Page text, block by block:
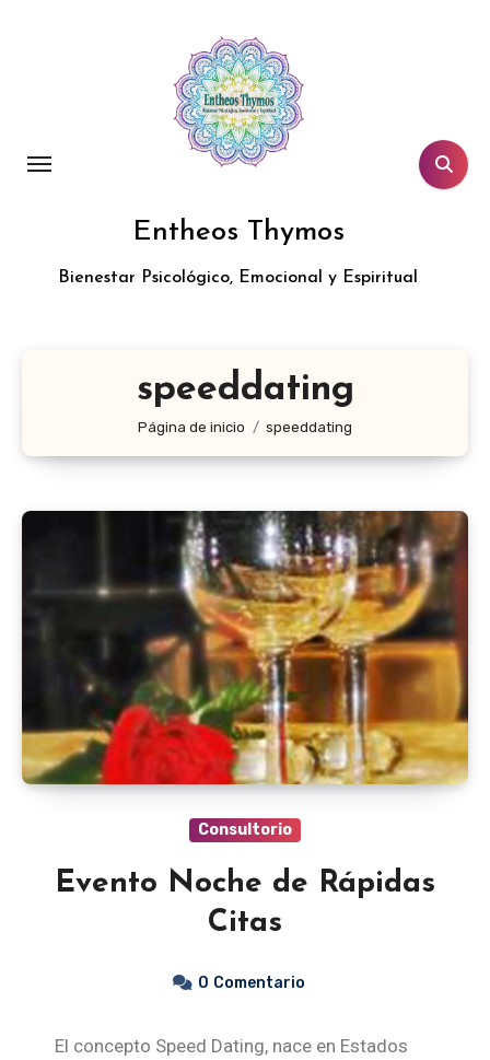
Entheos Thymos
Bienestar Psicológico, Emocional y Espiritual
speeddating
Página de inicio speeddating
Consultorio
Evento Noche de Rápidas
Citas
0 Comentario
El concepto Speed Dating, nace en Estados